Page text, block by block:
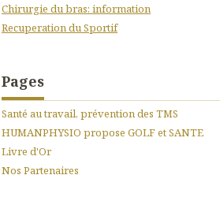
Chirurgie du bras: information
Recuperation du Sportif
Pages
Santé au travail, prévention des TMS
HUMANPHYSIO propose GOLF et SANTE
Livre d'Or
Nos Partenaires